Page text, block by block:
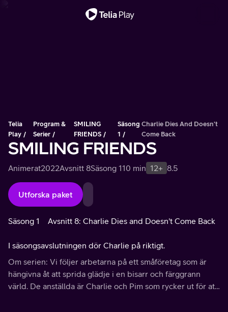
Telia
Play
Program &
Serier
SMILING
FRIENDS
Säsong
1
Charlie Dies And Doesn't
Come Back
SMILING FRIENDS
Animerat2022Avsnitt 8Säsong 110 min 12+ 8.5
Utforska paket
Säsong 1 Avsnitt 8: Charlie Dies and Doesn't Come Back
I säsongsavslutningen dör Charlie på riktigt.
Om serien: Vi följer arbetarna på ett småföretag som är
hängivna åt att sprida glädje i en bisarr och färggrann
värld. De anställda är Charlie och Pim som rycker ut för att